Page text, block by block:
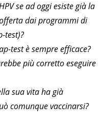
se ad oggi esiste già la
dai programmi di
test)?
test è sempre efficace?
più corretto eseguire
sua vita ha già
comunque vaccinarsi?